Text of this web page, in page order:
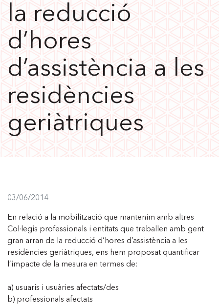
la reducció
d’hores
d’assistència a les
residències
geriàtriques
03/06/2014
En relació a la mobilització que mantenim amb altres
Col·legis professionals i entitats que treballen amb gent
gran arran de la reducció d’hores d’assistència a les
residències geriàtriques, ens hem proposat quantificar
l’impacte de la mesura en termes de:
a) usuaris i usuàries afectats/des
b) professionals afectats